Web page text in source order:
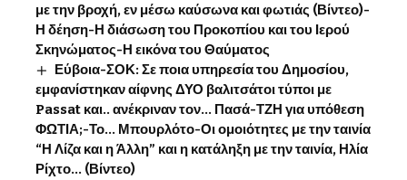
με την βροχή, εν μέσω καύσωνα και φωτιάς (Βίντεο)-
Η δέηση-Η διάσωση του Προκοπίου και του Ιερού
Σκηνώματος-Η εικόνα του Θαύματος
Εύβοια-ΣΟΚ: Σε ποια υπηρεσία του Δημοσίου,
εμφανίστηκαν αίφνης ΔΥΟ βαλιτσάτοι τύποι με
Passat και.. ανέκριναν τον… Πασά-ΤΖΗ για υπόθεση
ΦΩΤΙΑ;-Το… Μπουρλότο-Οι ομοιότητες με την ταινία
“Η Λίζα και η Άλλη” και η κατάληξη με την ταινία, Ηλία
Ρίχτο… (Βίντεο)